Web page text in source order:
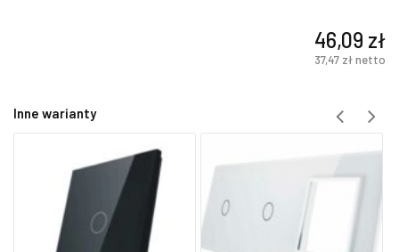
46,09 zł
37,47 złnetto
Inne warianty